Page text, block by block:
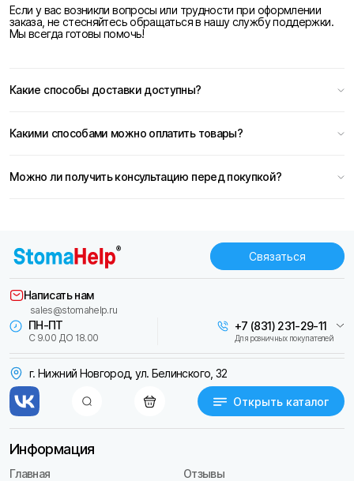
Если у вас возникли вопросы или трудности при оформлении
заказа, не стесняйтесь обращаться в нашу службу поддержки.
Мы всегда готовы помочь!
Какие способы доставки доступны?
Какими способами можно оплатить товары?
Можно ли получить консультацию перед покупкой?
Связаться
г. Нижний Новгород, ул. Белинского, 32
Открыть каталог
ПН-ПТ
С 9.00 ДО 18.00
+7 (831) 231-29-11
Для розничных покупателей
Написать нам
sales@stomahelp.ru
Информация
Главная
Отзывы